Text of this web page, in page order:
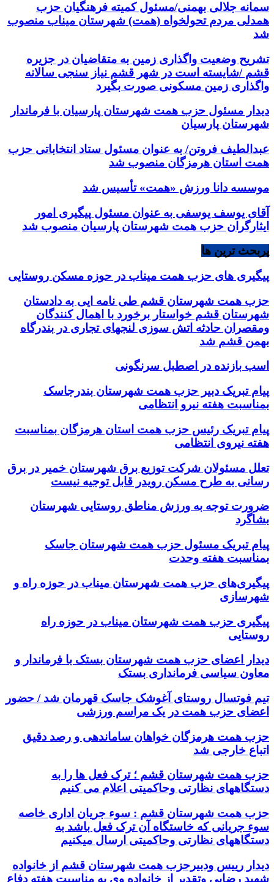
سمانه جلالی بهمنی/مسئول کمیته فرهنگیان حزب
همدلی مردم تحولخواه (همت) شهرستان میناب منصوب
شد
تشریح وضعیت واگذاری زمین به متقاضیان در جزیره
قشم /شایسته است در شهر قشم نیاز سنجی سالانه
واگذاری زمین مسکونی صورت بگیرد
دیدار مسئول حزب همت شهرستان پارسیان با فرماندار
شهرستان پارسیان
عبدالطیف فروتن/ به عنوان مسئول ستاد انتخاباتی حزب
همت استان هرمزگان منصوب شد
موسسه دانا ورزش «همت» تأسیس شد
آقای یوسف یوسفی به عنوان مسئول پیگیری امور
ایثارگران حزب همت شهرستان پارسیان منصوب شد
پربحث ترین ها
پیگیری های حزب همت میناب در حوزه مسکن روستایی
حزب همت شهرستان قشم طی نامه ایی به دادستان
شهرستان قشم خواستار برخورد با اهمال کنندگان
ومقصران حادثه اتش سوزی لنجهای تجاری در بندرگاه
بهمن قشم شد
اسب بازنده در اصطبل سرنگونی
پیام تبریک دبیر حزب همت شهرستان بندرجاسک
بمناسبت هفته نیرو انتظامی
پیام تبریک رئیس حزب همت استان هرمزگان بمناسبت
هفته نیروی انتظامی
تعلل مسئولان شرکت توزیع برق شهرستان خمیر در برق
رسانی به طرح مسکن رویدر قابل توجیه نیست
ضرورت توجه به ورزش مناطق روستایی شهرستان
بشاگرد
پیام تبریک مسئول حزب همت شهرستان جاسک
بمناسبت هفته وحدت
پیگیری‌های حزب همت شهرستان میناب در حوزه راه و
شهرسازی
پیگیری حزب همت شهرستان میناب در حوزه راه
روستایی
دیدار اعضای حزب همت شهرستان بستک با فرماندار و
معاون سیاسی فرمانداری بستک
تیم فوتسال روستای آغوشک جاسک قهرمان شد / حضور
اعضای حزب همت در یک مراسم ورزشی
حزب همت هرمزگان خواهان ساماندهی و رصد دقیق
اتباع خارجی شد
حزب همت شهرستان قشم ؛ ترک فعل ها را به
دستگاههای نظارتی وحاکمیتی اعلام می کنیم
حزب همت شهرستان قشم : سوء جریان اداری خاصه
سوء جریانی که خاستگاه آن ترک فعل باشد به
دستگاههای نظارتی وحاکمیتی ارسال میکنیم
دیدار رییس ودبیرحزب همت شهرستان قشم از خانواده
شهید رضایی وتقدیر از خانواده وی به مناسبت هفته دفاع